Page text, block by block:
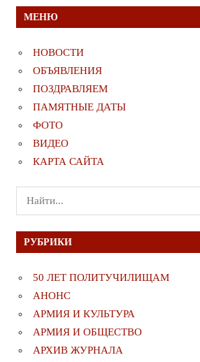
МЕНЮ
НОВОСТИ
ОБЪЯВЛЕНИЯ
ПОЗДРАВЛЯЕМ
ПАМЯТНЫЕ ДАТЫ
ФОТО
ВИДЕО
КАРТА САЙТА
Поиск
для:
РУБРИКИ
50 ЛЕТ ПОЛИТУЧИЛИЩАМ
АНОНС
АРМИЯ И КУЛЬТУРА
АРМИЯ И ОБЩЕСТВО
АРХИВ ЖУРНАЛА